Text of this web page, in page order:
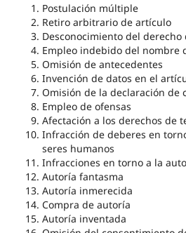
Postulación múltiple
Retiro arbitrario de artículo
Desconocimiento del
Empleo indebido del nombre
Omisión de antecedentes
Invención de datos en el
Omisión de la declaración de
Empleo de ofensas
Afectación a los derechos de
Infracción de deberes en
seres humanos
Infracciones en torno a la
Autoría fantasma
Autoría inmerecida
Compra de autoría
Autoría inventada